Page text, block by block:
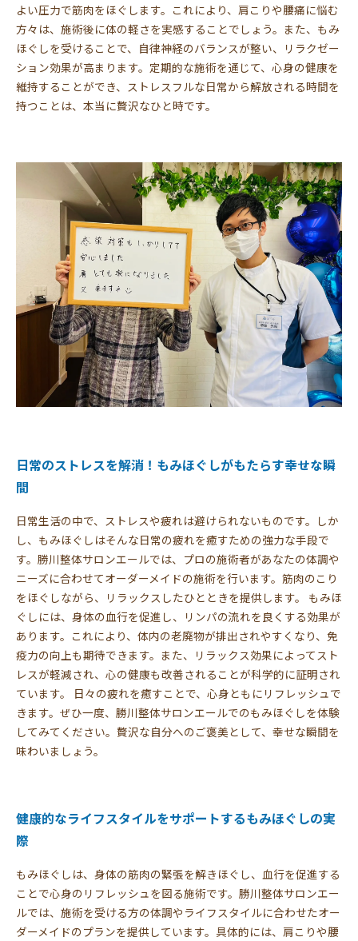
よい圧力で筋肉をほぐします。これにより、肩こりや腰痛に悩む
方々は、施術後に体の軽さを実感することでしょう。また、もみ
ほぐしを受けることで、自律神経のバランスが整い、リラクゼー
ション効果が高まります。定期的な施術を通じて、心身の健康を
維持することができ、ストレスフルな日常から解放される時間を
持つことは、本当に贅沢なひと時です。
日常のストレスを解消！もみほぐしがもたらす幸せな瞬
間
日常生活の中で、ストレスや疲れは避けられないものです。しか
し、もみほぐしはそんな日常の疲れを癒すための強力な手段で
す。勝川整体サロンエールでは、プロの施術者があなたの体調や
ニーズに合わせてオーダーメイドの施術を行います。筋肉のこり
をほぐしながら、リラックスしたひとときを提供します。 もみほ
ぐしには、身体の血行を促進し、リンパの流れを良くする効果が
あります。これにより、体内の老廃物が排出されやすくなり、免
疫力の向上も期待できます。また、リラックス効果によってスト
レスが軽減され、心の健康も改善されることが科学的に証明され
ています。 日々の疲れを癒すことで、心身ともにリフレッシュで
きます。ぜひ一度、勝川整体サロンエールでのもみほぐしを体験
してみてください。贅沢な自分へのご褒美として、幸せな瞬間を
味わいましょう。
健康的なライフスタイルをサポートするもみほぐしの実
際
もみほぐしは、身体の筋肉の緊張を解きほぐし、血行を促進する
ことで心身のリフレッシュを図る施術です。勝川整体サロンエー
ルでは、施術を受ける方の体調やライフスタイルに合わせたオー
ダーメイドのプランを提供しています。具体的には、肩こりや腰